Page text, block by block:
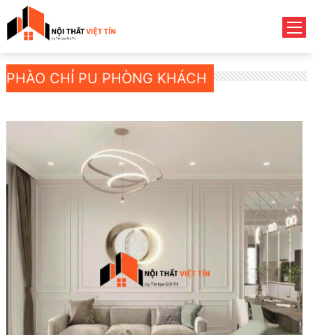
PHÀO CHỈ PU PHÒNG KHÁCH